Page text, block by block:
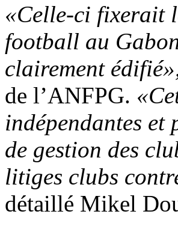
«Celle-ci fixerait
football au
clairement
de l’ANFPG.
indépendantes
de gestion des
litiges clubs
détaillé Mikel